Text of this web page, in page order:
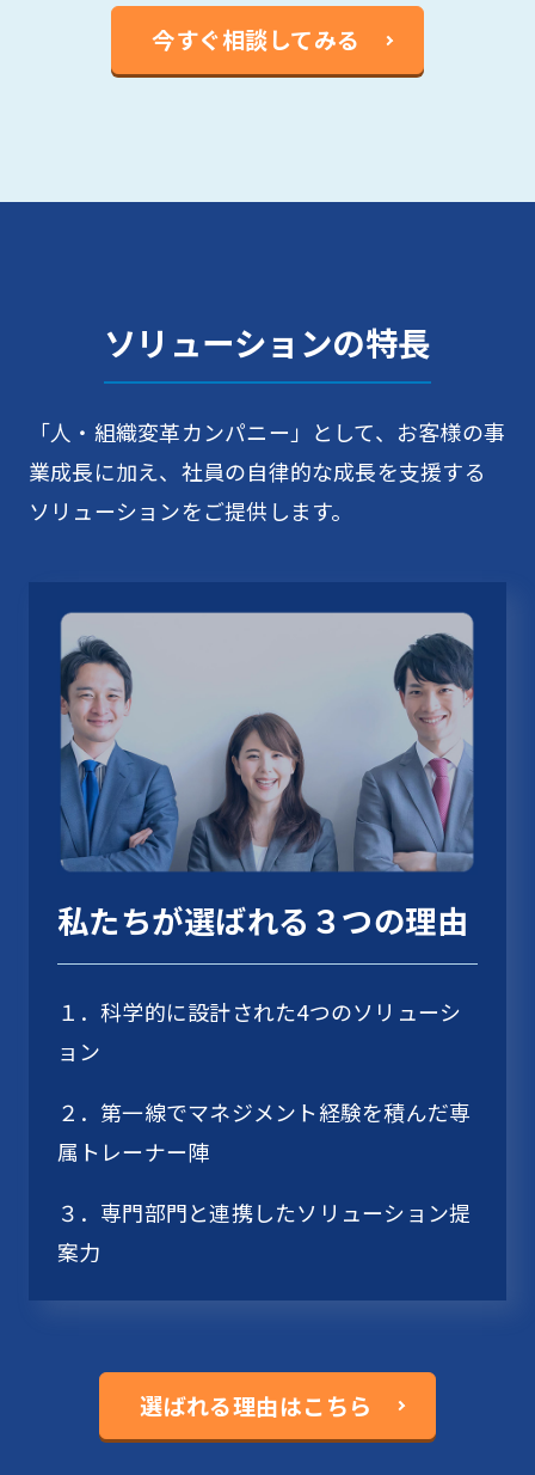
今すぐ相談してみる
ソリューションの特長
「人・組織変革カンパニー」として、お客様の事
業成長に加え、社員の自律的な成長を支援する
ソリューションをご提供します。
私たちが選ばれる３つの理由
１．科学的に設計された4つのソリューシ
ョン
２．第一線でマネジメント経験を積んだ専
属トレーナー陣
３．専門部門と連携したソリューション提
案力
選ばれる理由はこちら